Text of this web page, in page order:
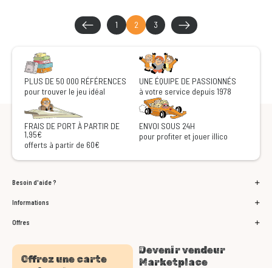
1 2 3
PLUS DE 50 000 RÉFÉRENCES
pour trouver le jeu idéal
UNE ÉQUIPE DE PASSIONNÉS
à votre service depuis 1978
FRAIS DE PORT À PARTIR DE
1,95€
offerts à partir de 60€
ENVOI SOUS 24H
pour profiter et jouer illico
Besoin d'aide ?
Informations
Offres
Offrez une carte
Devenir vendeur
Marketplace